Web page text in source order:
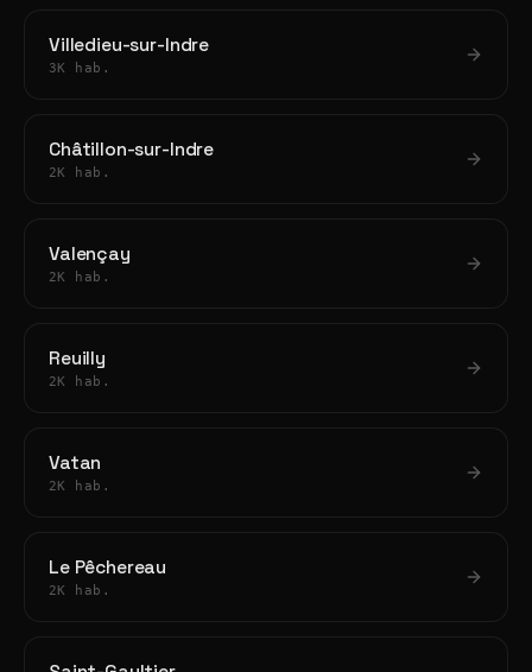
Villedieu-sur-Indre
3K hab.
Châtillon-sur-Indre
2K hab.
Valençay
2K hab.
Reuilly
2K hab.
Vatan
2K hab.
Le Pêchereau
2K hab.